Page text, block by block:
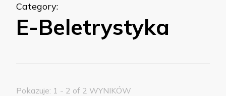
Category:
E-Beletrystyka
Pokazuje: 1 - 2 of 2 WYNIKÓW